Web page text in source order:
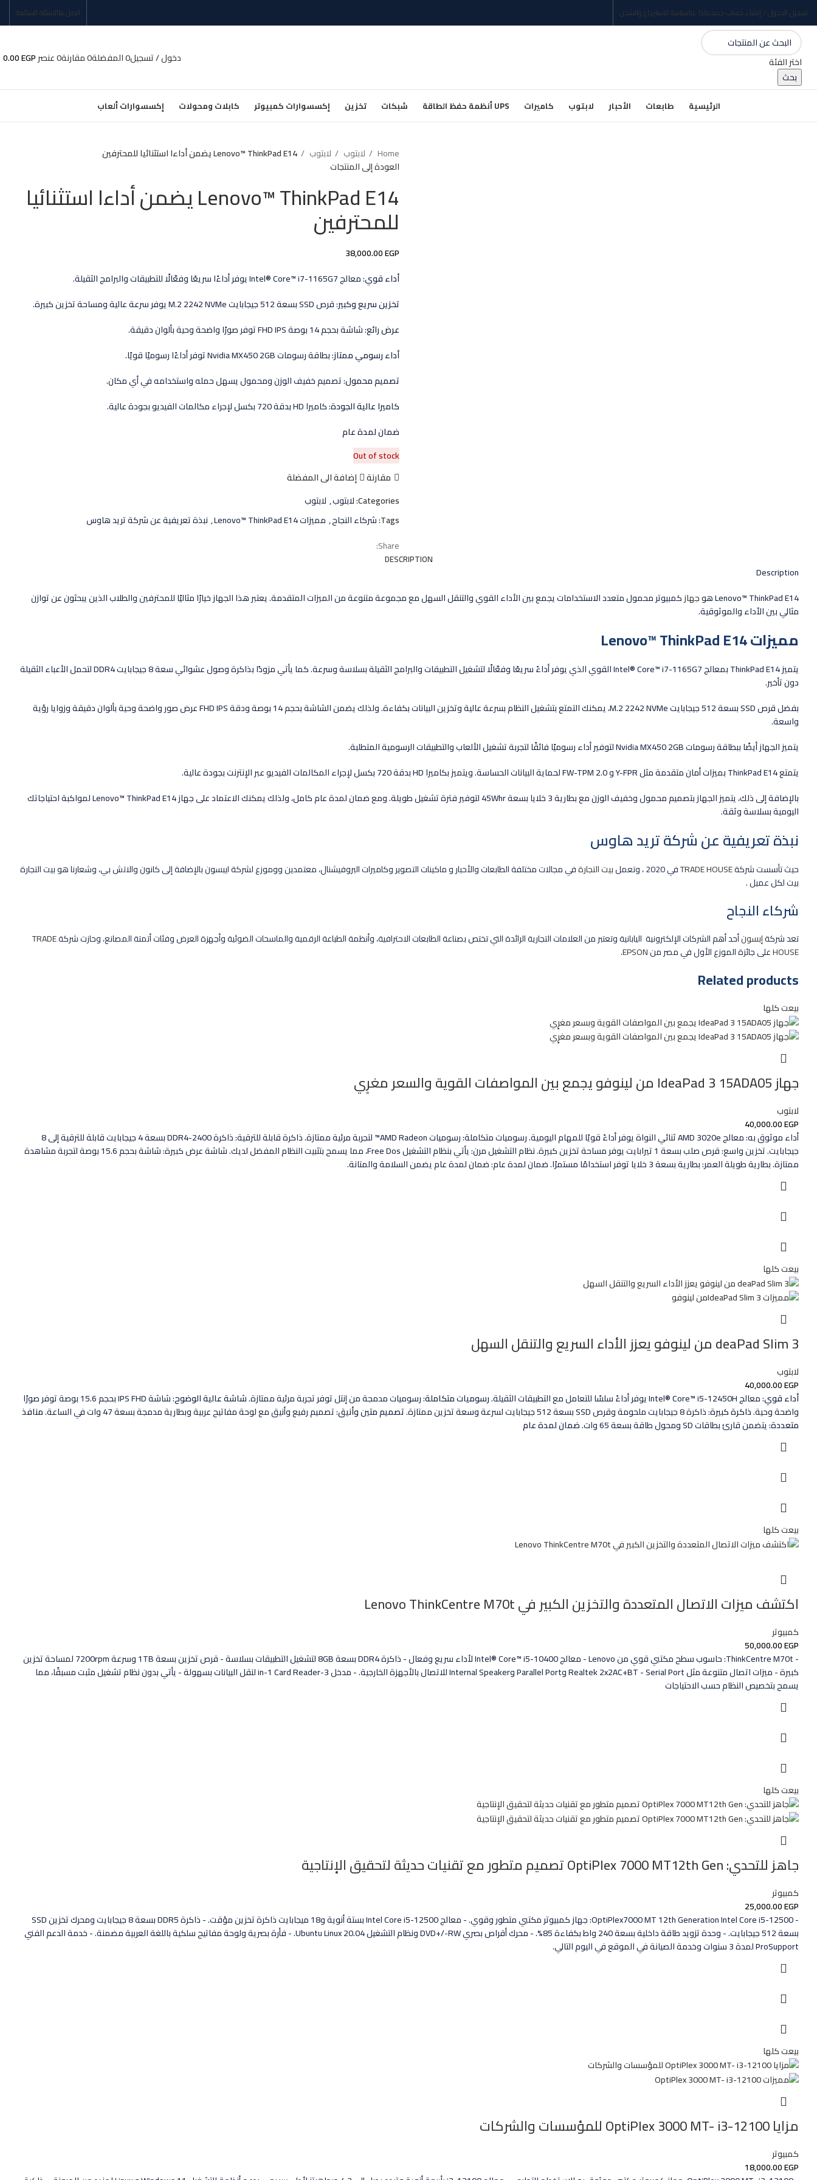
تسجيل الدخول / إنشاء حساب جديدماذا عناسياسة الاسترجاع والشحن اتصل بناالاسئلة الشائعة
اختر الفئة
بحث
دخول / تسجيل0المفضلة0مقارنة0عنصر 0.00EGP
الرئيسية طابعات الأحبار لابتوب كاميرات UPS أنظمة حفظ الطاقة شبكات تخزين إكسسوارات كمبيوتر كابلات ومحولات إكسسوارات ألعاب
Home لابتوب لابتوب
Lenovo™ ThinkPad E14 يضمن أداءا استثنائيا للمحترفين
العودة إلى المنتجات
Lenovo™ ThinkPad E14 يضمن أداءا استثنائيا
للمحترفين
38,000.00EGP
أداء قوي: معالج Intel® Core™ i7-1165G7 يوفر أداءًا سريعًا وفعّالًا للتطبيقات والبرامج الثقيلة.
تخزين سريع وكبير: قرص SSD بسعة 512 جيجابايت M.2 2242 NVMe يوفر سرعة عالية ومساحة تخزين كبيرة.
عرض رائع: شاشة بحجم 14 بوصة FHD IPS توفر صورًا واضحة وحية بألوان دقيقة.
أداء رسومي ممتاز: بطاقة رسومات Nvidia MX450 2GB توفر أداءًا رسوميًا قويًا.
تصميم محمول: تصميم خفيف الوزن ومحمول يسهل حمله واستخدامه في أي مكان.
كاميرا عالية الجودة: كاميرا HD بدقة 720 بكسل لإجراء مكالمات الفيديو بجودة عالية.
ضمان لمدة عام
Out of stock
مقارنة
إضافة الى المفضلة
Categories: لابتوب, لابتوب
Tags: شركاء النجاح, مميزات Lenovo™ ThinkPad E14 , نبذة تعريفية عن شركة تريد هاوس
Share:
DESCRIPTION
Description
Lenovo™ ThinkPad E14 هو
جهازكمبيوتر محمول متعدد الاستخدامات يجمع بين الأداء القوي والتنقل السهل مع مجموعة متنوعة من الميزات المتقدمة. يعتبر هذا الجهاز خيارًا مثاليًا للمحترفين والطلاب الذين يبحثون عن توازن
مثالي بين الأداء والموثوقية.
مميزات Lenovo™ ThinkPad E14
يتميز ThinkPad E14 بمعالج Intel® Core™ i7-1165G7 القوي الذي يوفر أداءً سريعًا وفعّالًا لتشغيل التطبيقات والبرامج الثقيلة بسلاسة وسرعة. كما يأتي مزودًا بذاكرة وصول عشوائي سعة 8 جيجابايت DDR4 لتحمل الأعباء الثقيلة
دون تأخير.
بفضل قرص SSD بسعة 512 جيجابايت M.2 2242 NVMe، يمكنك التمتع بتشغيل النظام بسرعة عالية وتخزين البيانات بكفاءة. ولذلك يضمن الشاشة بحجم 14 بوصة ودقة FHD IPS عرض صور واضحة وحية بألوان دقيقة وزوايا رؤية
واسعة.
يتميز الجهاز أيضًا ببطاقة رسومات Nvidia MX450 2GB لتوفير أداء رسوميًا فائقًا لتجربة تشغيل الألعاب والتطبيقات الرسومية المتطلبة.
يتمتع ThinkPad E14 بميزات أمان متقدمة مثل Y-FPR و FW-TPM 2.0 لحماية البيانات الحساسة. ويتميز بكاميرا HD بدقة 720 بكسل لإجراء المكالمات الفيديو عبر الإنترنت بجودة عالية.
بالإضافة إلى ذلك، يتميز الجهاز بتصميم محمول وخفيف الوزن مع بطارية 3 خلايا بسعة 45Whr لتوفير فترة تشغيل طويلة. ومع ضمان لمدة عام كامل، ولذلك يمكنك الاعتماد على جهاز Lenovo™ ThinkPad E14 لمواكبة احتياجاتك
اليومية بسلاسة وثقة.
نبذة تعريفية عن شركة تريد هاوس
حيث تأسست شركة في 2020 ، وتعمل بيت التجارةفي مجالات مختلفة الطابعات والأحبار و ماكينات التصوير وكاميرات البروفيشنال، معتمدين ووموزع لشركة ايبسون بالإضافة إلى كانون والاتش بي، وشعارنا هو بيت التجارة
بيت لكل عميل .
شركاء النجاح
تعد شركةإبسونأحد أهم الشركات الإلكترونية اليابانية وتعتبر من العلامات التجارية الرائدة التي تختص بصناعة الطابعات الاحترافية، وأنظمة الطباعة الرقمية والماسحات الضوئية وأجهزة العرض وفئات أتمتة المصانع، وحازت شركةTRADE
HOUSEعلى جائزة الموزع الأول في مصر منEPSON
.
Related products
بيعت كلها
جهاز IdeaPad 3 15ADA05 من لينوفو يجمع بين المواصفات القوية والسعر مغرٍي
لابتوب
40,000.00EGP
أداء موثوق به: معالج AMD 3020e ثنائي النواة يوفر أداءً قويًا للمهام اليومية. رسوميات متكاملة: رسوميات AMD Radeon™ لتجربة مرئية ممتازة. ذاكرة قابلة للترقية: ذاكرة DDR4-2400 بسعة 4 جيجابايت قابلة للترقية إلى 8
جيجابايت. تخزين واسع: قرص صلب بسعة 1 تيرابايت يوفر مساحة تخزين كبيرة. نظام التشغيل مرن: يأتي بنظام التشغيل Free Dos، مما يسمح بتثبيت النظام المفضل لديك. شاشة عرض كبيرة: شاشة بحجم 15.6 بوصة لتجربة مشاهدة
ممتازة. بطارية طويلة العمر: بطارية بسعة 3 خلايا توفر استخدامًا مستمرًا. ضمان لمدة عام: ضمان لمدة عام يضمن السلامة والمتانة.
بيعت كلها
deaPad Slim 3 من لينوفو يعزز الأداء السريع والتنقل السهل
لابتوب
40,000.00EGP
أداء قوي: معالج Intel® Core™ i5-12450H يوفر أداءً سلسًا للتعامل مع التطبيقات الثقيلة. رسوميات متكاملة: رسوميات مدمجة من إنتل توفر تجربة مرئية ممتازة.شاشة عالية الوضوح
: شاشة IPS FHD بحجم 15.6 بوصة توفر صورًا
واضحة وحية.ذاكرة كبيرة: ذاكرة 8 جيجابايت ملحومة وقرص SSD بسعة 512 جيجابايت لسرعة وسعة تخزين ممتازة. تصميم متين وأنيق: تصميم رفيع وأنيق مع لوحة مفاتيح عربية وبطارية مدمجة بسعة 47 وات في الساعة.
منافذ
متعددة: يتضمن قارئ بطاقات SD ومحول طاقة بسعة 65 وات. ضمان لمدة عام
بيعت كلها
اكتشف ميزات الاتصال المتعددة والتخزين الكبير في Lenovo ThinkCentre M70t
كمبيوتر
50,000.00EGP
- ThinkCentre M70t: حاسوب سطح مكتبي قوي من Lenovo - معالج Intel® Core™ i5-10400 لأداء سريع وفعال - ذاكرة DDR4 بسعة 8GB لتشغيل التطبيقات بسلاسة - قرص تخزين بسعة 1TB وسرعة 7200rpm لمساحة تخزين
كبيرة - ميزات اتصال متنوعة مثل Realtek 2x2AC+BT - Serial Port وParallel Port وInternal Speaker للاتصال بالأجهزة الخارجية. - مدخل 3-in-1 Card Reader لنقل البيانات بسهولة - يأتي بدون نظام تشغيل مثبت مسبقًا، مما
يسمح بتخصيص النظام حسب الاحتياجات
بيعت كلها
جاهز للتحدي: OptiPlex 7000 MT12th Gen تصميم متطور مع تقنيات حديثة لتحقيق الإنتاجية
كمبيوتر
25,000.00EGP
- OptiPlex7000 MT 12th Generation Intel Core i5-12500: جهاز كمبيوتر مكتبي متطور وقوي. - معالج Intel Core i5-12500 بستة أنوية و18 ميجابايت ذاكرة تخزين مؤقت. - ذاكرة DDR5 بسعة 8 جيجابايت ومحرك تخزين SSD
بسعة 512 جيجابايت. - وحدة تزويد طاقة داخلية بسعة 240 واط بكفاءة 85%. - محرك أقراص بصري DVD+/-RW ونظام التشغيل Ubuntu Linux 20.04. - فأرة بصرية ولوحة مفاتيح سلكية باللغة العربية مضمنة. - خدمة الدعم الفني
ProSupport لمدة 3 سنوات وخدمة الصيانة في الموقع في اليوم التالي.
بيعت كلها
مزايا OptiPlex 3000 MT- i3-12100 للمؤسسات والشركات
كمبيوتر
18,000.00EGP